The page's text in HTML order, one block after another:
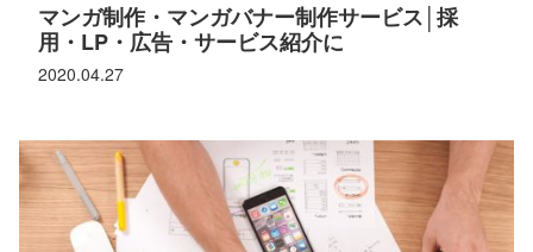
2020.04.27
マンガ制作・マンガバナー制作サービス│採
用・LP・広告・サービス紹介に